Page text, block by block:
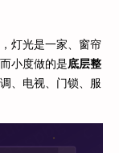
灯光是一家、窗帘
小度做的是底层整
、电视、门锁、服